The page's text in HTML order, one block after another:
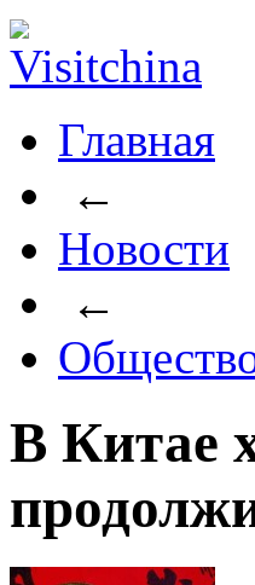
Главная
←
Новости
←
В Китае